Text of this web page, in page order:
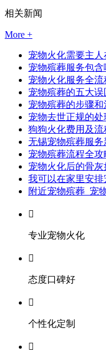
相关新闻
More +
宠物火化需要主
宠物殡葬服务包
宠物火化服务全流
宠物殡葬的五大误
宠物殡葬的步骤和
宠物去世正规的处
狗狗火化费用及流
无锡宠物殡葬服务
宠物殡葬流程全攻
宠物火化后的骨灰
我可以在家里安排
附近宠物殡葬_宠

专业宠物火化

态度口碑好

个性化定制
